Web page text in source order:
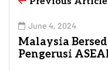
June 4, 2024
Malaysia
Pengerusi